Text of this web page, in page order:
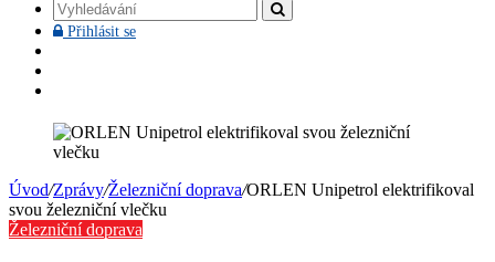
Vyhledávání
Přihlásit sePřihlásit
Úvod/Zprávy/Železniční doprava/ORLEN Unipetrol elektrifikoval
svou železniční vlečku
Železniční doprava